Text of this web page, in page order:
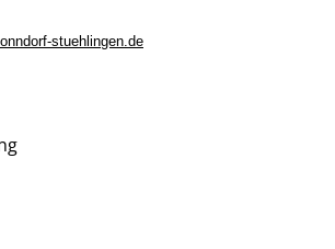
stuehlingen.de